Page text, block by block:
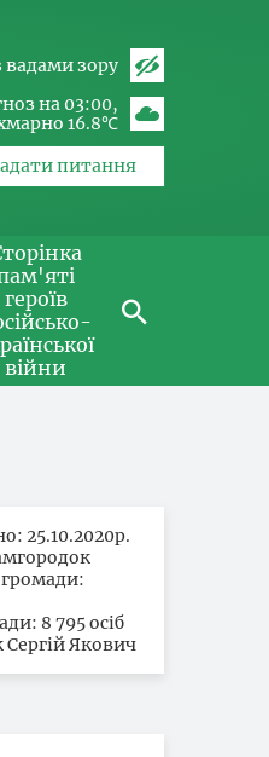
вадами зору
на 03:00
16.8℃
питання
героїв
війни
25.10.2020р.
8 795 осіб
Якович